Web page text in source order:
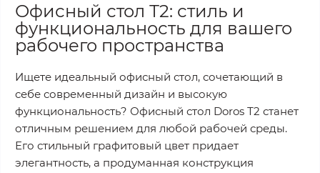
Офисный стол Т2: стиль и
функциональность для вашего
рабочего пространства
Ищете идеальный офисный стол, сочетающий в
себе современный дизайн и высокую
функциональность? Офисный стол Doros Т2 станет
отличным решением для любой рабочей среды.
Его стильный графитовый цвет придает
элегантность, а продуманная конструкция